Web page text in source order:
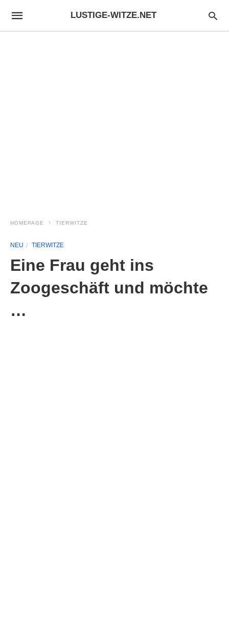
LUSTIGE-WITZE.NET
HOMEPAGE TIERWITZE
NEU TIERWITZE
Eine Frau geht ins
Zoogeschäft und möchte
…